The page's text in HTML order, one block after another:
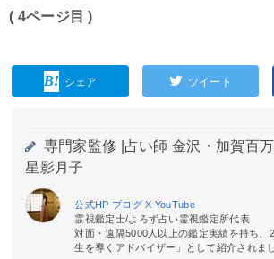
( 4ページ目 )
シェア ツイート
専門家監修 | 占い師 金沢・加賀百
星影月子
公式HP ブログX YouTube
霊視鑑定士/よろず占い霊視鑑定所代表
対面・遠隔5000人以上の鑑定実績を持ち、
生を導くアドバイザー」として紹介されま